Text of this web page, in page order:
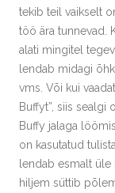
tekib teil vaikselt
töö ära tunnevad.
alati mingitel
lendab midagi
vms. Või kui
Buffyt”, siis
Buffy jalaga
on kasutatud
lendab esmalt üle
hiljem süttib